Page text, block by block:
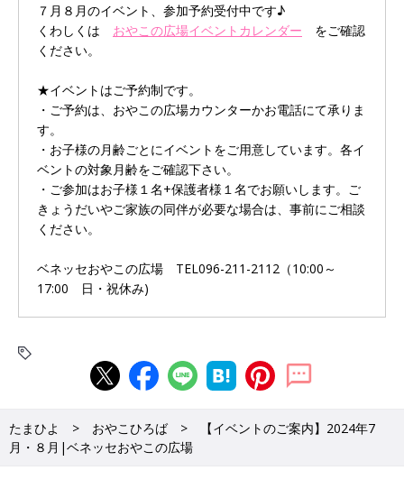
７月８月のイベント、参加予約受付中です♪
くわしくは おやこの広場イベントカレンダー をご確認
ください。
★イベントはご予約制です。
・ご予約は、おやこの広場カウンターかお電話にて承りま
す。
・お子様の月齢ごとにイベントをご用意しています。各イ
ベントの対象月齢をご確認下さい。
・ご参加はお子様１名+保護者様１名でお願いします。ご
きょうだいやご家族の同伴が必要な場合は、事前にご相談
ください。
ベネッセおやこの広場 TEL096-211-2112（10:00～
17:00 日・祝休み)
たまひよ おやこひろば
【イベントのご案内】2024年7
月・８月|ベネッセおやこの広場